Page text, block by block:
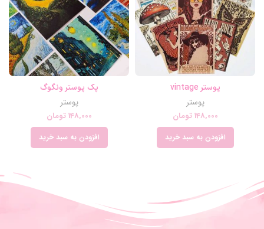
پوستر vintage
پوستر
148,000 تومان
افزودن به سبد خرید
پک پوستر ونگوگ
پوستر
148,000 تومان
افزودن به سبد خرید